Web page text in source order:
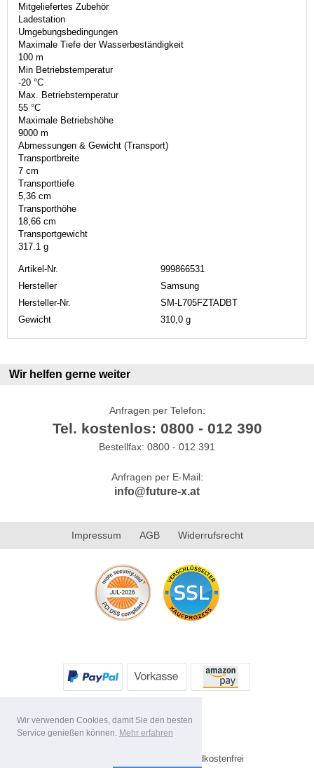
Wir verwenden Cookies, damit Sie den besten
Service genießen können. Mehr erfahren
Mitgeliefertes Zubehör
Ladestation
Umgebungsbedingungen
Maximale Tiefe der Wasserbeständigkeit
100 m
Min Betriebstemperatur
-20 °C
Max. Betriebstemperatur
55 °C
Maximale Betriebshöhe
9000 m
Abmessungen & Gewicht (Transport)
Transportbreite
7 cm
Transporttiefe
5,36 cm
Transporthöhe
18,66 cm
Transportgewicht
317.1 g
Artikel-Nr.
999866531
Hersteller
Samsung
Hersteller-Nr.
SM-L705FZTADBT
Gewicht
310,0 g
Wir helfen gerne weiter
Anfragen per Telefon:
Tel. kostenlos: 0800 - 012 390
Bestellfax: 0800 - 012 391
Anfragen per E-Mail:
info@future-x.at
Impressum AGB Widerrufsrecht
* Alle Preise inkl. MwSt. Versandkostenfrei